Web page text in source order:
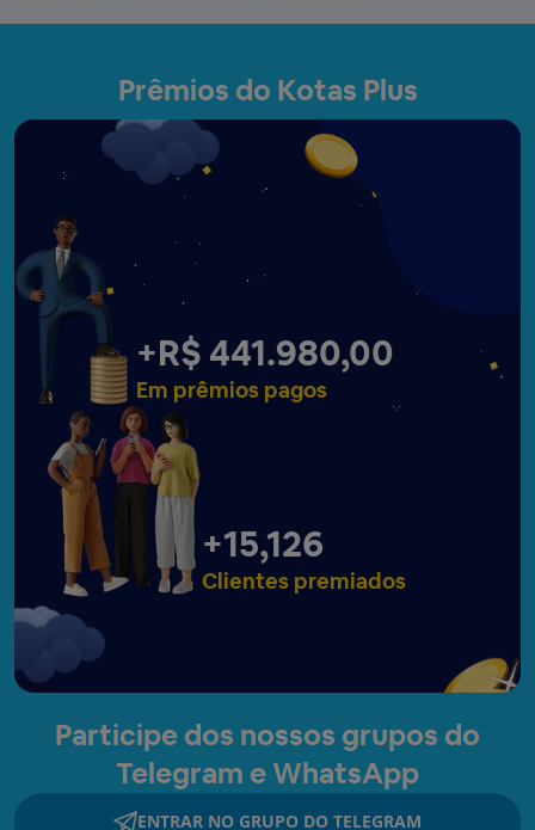
Prêmios do Kotas Plus
+R$ 441.983,00
Em prêmios pagos
+15,129
Clientes premiados
Participe dos nossos grupos do
Telegram e WhatsApp
ENTRAR NO GRUPO DO TELEGRAM